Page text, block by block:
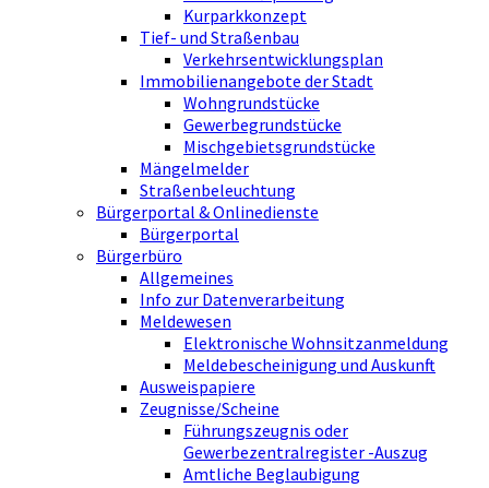
Kurparkkonzept
Tief- und Straßenbau
Verkehrsentwicklungsplan
Immobilienangebote der Stadt
Wohngrundstücke
Gewerbegrundstücke
Mischgebietsgrundstücke
Mängelmelder
Straßenbeleuchtung
Bürgerportal & Onlinedienste
Bürgerportal
Bürgerbüro
Allgemeines
Info zur Datenverarbeitung
Meldewesen
Elektronische Wohnsitzanmeldung
Meldebescheinigung und Auskunft
Ausweispapiere
Zeugnisse/Scheine
Führungszeugnis oder
Gewerbezentralregister -Auszug
Amtliche Beglaubigung